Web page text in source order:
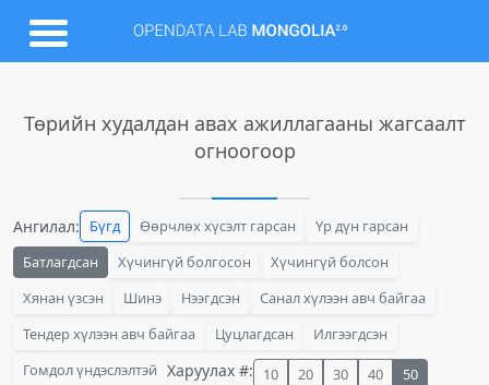
Төрийн худалдан авах ажиллагааны жагсаалт
огноогоор
Ангилал: Бүгд Өөрчлөх хүсэлт гарсан
Үр дүн гарсан
Батлагдсан
Хүчингүй болгосон
Хүчингүй болсон
Хянан үзсэн
Шинэ Нээгдсэн
Санал хүлээн авч байгаа
Тендер хүлээн авч байгаа
Цуцлагдсан
Илгээгдсэн
Гомдол үндэслэлтэй Харуулах #: 10 20 30 40 50